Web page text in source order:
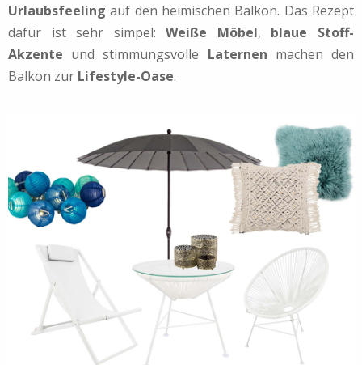
Urlaubsfeeling auf den heimischen Balkon. Das Rezept
dafür ist sehr simpel:Weiße Möbel, blaue Stoff-
Akzente und stimmungsvolle Laternen machen den
Balkon zur Lifestyle-Oase.